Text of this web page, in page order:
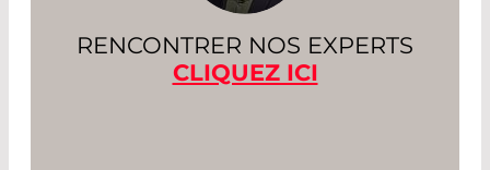
RENCONTRER NOS EXPERTS
CLIQUEZ ICI